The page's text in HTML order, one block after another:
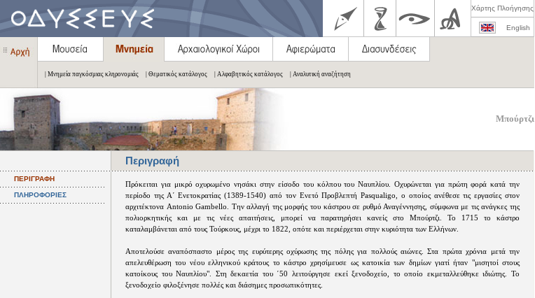
Χάρτης Πλοήγησης
English
| Μνημεία παγκόσμιας κληρονομιάς | Θεματικός κατάλογος | Αλφαβητικός κατάλογος | Αναλυτική αναζήτηση
Μπούρτζι
Περιγραφή
ΠΕΡΙΓΡΑΦΗ
ΠΛΗΡΟΦΟΡΙΕΣ
Πρόκειται για μικρό οχυρωμένο νησάκι στην είσοδο του κόλπου του Ναυπλίου. Οχυρώνεται για πρώτη φορά κατά την
περίοδο της Α΄ Ενετοκρατίας (1389-1540) από τον Ενετό Προβλεπτή Pasqualigo, ο οποίος ανέθεσε τις εργασίες στον
αρχιτέκτονα Antonio Gambello. Την αλλαγή της μορφής του κάστρου σε ρυθμό Αναγέννησης, σύμφωνα με τις ανάγκες της
πολιορκητικής και με τις νέες απαιτήσεις, μπορεί να παρατηρήσει κανείς στο Μπούρτζι. Το 1715 το κάστρο
καταλαμβάνεται από τους Τούρκους, μέχρι το 1822, οπότε και περιέρχεται στην κυριότητα των Ελλήνων.
Αποτελούσε αναπόσπαστο μέρος της ευρύτερης οχύρωσης της πόλης για πολλούς αιώνες. Στα πρώτα χρόνια μετά την
απελευθέρωση του νέου ελληνικού κράτους το κάστρο χρησίμευσε ως κατοικία των δημίων γιατί ήταν "μισητοί στους
κατοίκους του Ναυπλίου". Στη δεκαετία του ΄50 λειτούργησε εκεί ξενοδοχείο, το οποίο εκμεταλλεύθηκε ιδιώτης. Το
ξενοδοχείο φιλοξένησε πολλές και διάσημες προσωπικότητες.